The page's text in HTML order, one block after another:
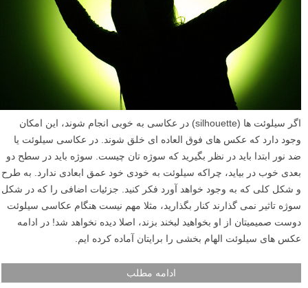
اگر سیلوئت ها (silhouette) در عکاسی به خوبی انجام شوند، این امکان
وجود دارد که عکس های فوق العاده ای خلق شوند. در عکاسی سیلوئت یا
ضد نور ابتدا باید در نظر بگیرید که سوژه تان چیست. سوژه باید در سطح دو
بعدی خوب در بیاید، چراکه سیلوئت به خودی خود عمق ابعادی ندارد. به طرح
و شکل کلی که به وجود خواهد آورد فکر کنید. جزئیات اضافی را که در شکل
سوژه تاثیر نمی گذارند کنار بگذارید، مثلا مهم نیست هنگام عکاسی سیلوئت
دوست صمیمیتان از او بخواهید لبخند بزند، اصلا دیده نخواهد شد! در ادامه
عکس های سیلوئت الهام بخشی را برایتان آماده کرده ایم.
ادامه مطلب